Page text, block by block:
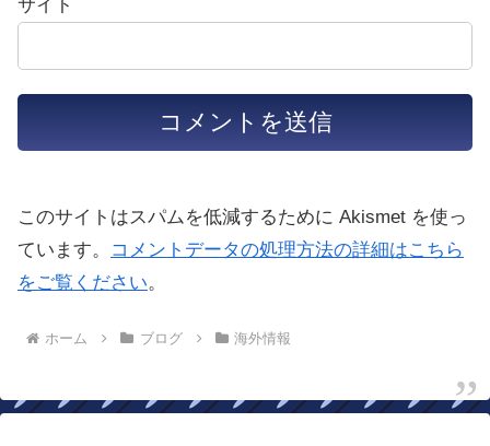
サイト
このサイトはスパムを低減するために Akismet を使っ
ています。
コメントデータの処理方法の詳細はこちら
をご覧ください。
ホーム ブログ 海外情報